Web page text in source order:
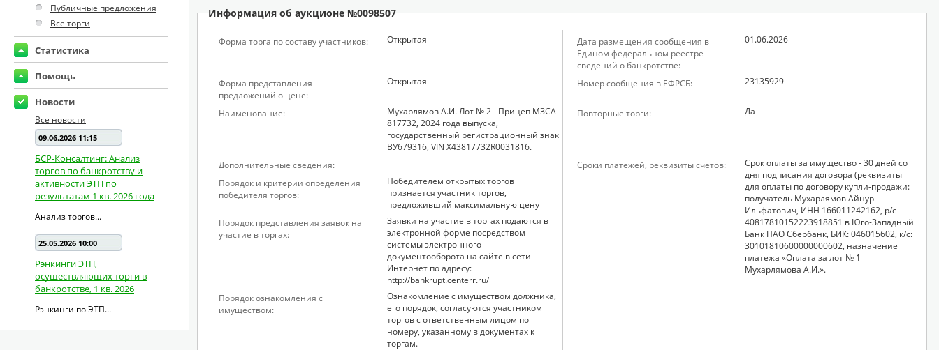
Публичные предложения
Все торги
Статистика
Помощь
Новости
Все новости
09.06.2026 11:15
БСР-Консалтинг: Анализ
торгов по банкротству и
активности ЭТП по
результатам 1 кв. 2026 года
Анализ торгов...
25.05.2026 10:00
Рэнкинги ЭТП,
осуществляющих торги в
банкротстве, 1 кв. 2026
Рэнкинги по ЭТП...
Информация об аукционе №0098507
Форма торга по составу участников: Открытая
Дата размещения сообщения в
Едином федеральном реестре
сведений о банкротстве:
01.06.2026
Форма представления
предложений о цене:
Открытая Номер сообщения в ЕФРСБ: 23135929
Наименование:
Мухарлямов А.И. Лот № 2 - Прицеп МЗСА
817732, 2024 года выпуска,
государственный регистрационный знак
ВУ679316, VIN X43817732R0031816.
Повторные торги: Да
Дополнительные сведения: Сроки платежей, реквизиты счетов:
Срок оплаты за имущество - 30 дней со
дня подписания договора (реквизиты
для оплаты по договору купли-продажи:
получатель Мухарлямов Айнур
Ильфатович, ИНН 166011242162, р/с
40817810152223918851 в Юго-Западный
Банк ПАО Сбербанк, БИК: 046015602, к/с:
30101810600000000602, назначение
платежа «Оплата за лот № 1
Мухарлямова А.И.».
Порядок и критерии определения
победителя торгов:
Победителем открытых торгов
признается участник торгов,
предложивший максимальную цену
Порядок представления заявок на
участие в торгах:
Заявки на участие в торгах подаются в
электронной форме посредством
системы электронного
документооборота на сайте в сети
Интернет по адресу:
http://bankrupt.centerr.ru/
Порядок ознакомления с
имуществом:
Ознакомление с имуществом должника,
его порядок, согласуются участником
торгов с ответственным лицом по
номеру, указанному в документах к
торгам.